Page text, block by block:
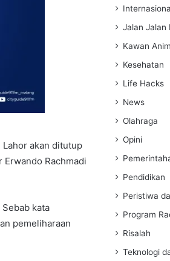
Lahor akan ditutup
Rachmadi
kata
pemeliharaan
Jalan Jalan
Kawan
Kesehatan
Life Hacks
News
Olahraga
Opini
Pendidikan
Peristiwa
Program
Risalah
Teknologi